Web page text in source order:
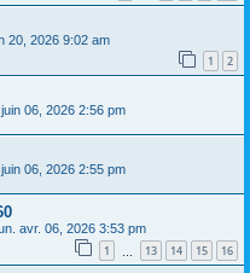
20, 2026 9:02 am
1 2
06, 2026 2:56 pm
06, 2026 2:55 pm
avr. 06, 2026 3:53 pm
1 13 14 15 16